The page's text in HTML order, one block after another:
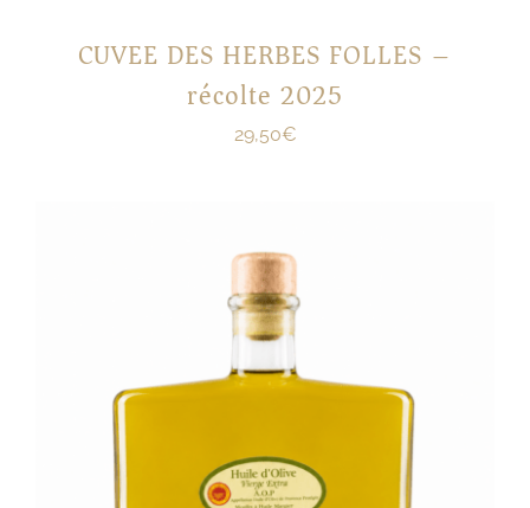
CUVEE DES HERBES FOLLES –
récolte 2025
29,50€